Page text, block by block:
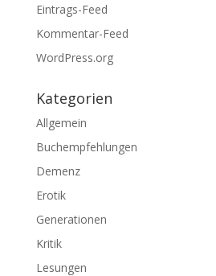
Eintrags-Feed
Kommentar-Feed
WordPress.org
Kategorien
Allgemein
Buchempfehlungen
Demenz
Erotik
Generationen
Kritik
Lesungen